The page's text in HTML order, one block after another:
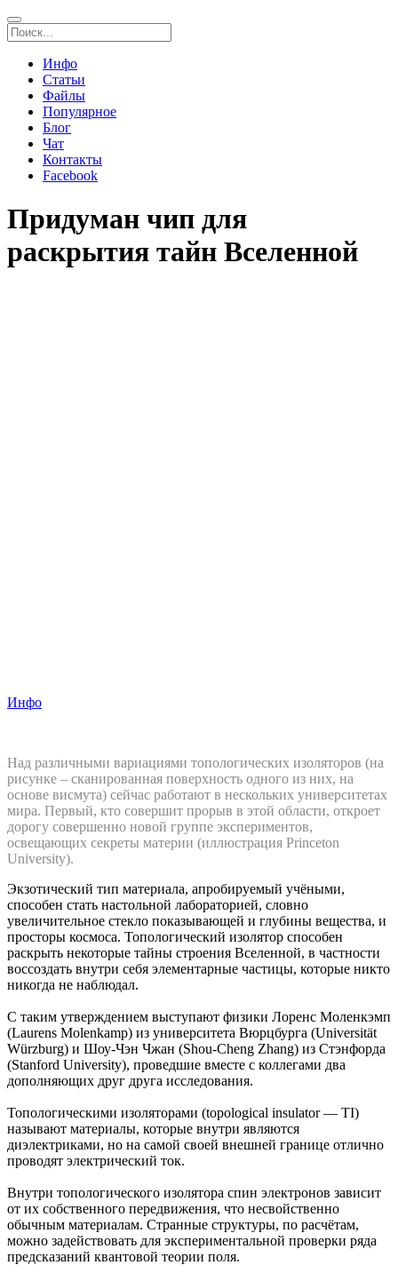
Инфо
Статьи
Файлы
Популярное
Блог
Чат
Контакты
Facebook
Придуман чип для
раскрытия тайн Вселенной
Инфо
Над различными вариациями топологических изоляторов (на
рисунке – сканированная поверхность одного из них, на
основе висмута) сейчас работают в нескольких университетах
мира. Первый, кто совершит прорыв в этой области, откроет
дорогу совершенно новой группе экспериментов,
освещающих секреты материи (иллюстрация Princeton
University).
Экзотический тип материала, апробируемый учёными,
способен стать настольной лабораторией, словно
увеличительное стекло показывающей и глубины вещества, и
просторы космоса. Топологический изолятор способен
раскрыть некоторые тайны строения Вселенной, в частности
воссоздать внутри себя элементарные частицы, которые никто
никогда не наблюдал.
С таким утверждением выступают физики Лоренс Моленкэмп
(Laurens Molenkamp) из университета Вюрцбурга (Universität
Würzburg) и Шоу-Чэн Чжан (Shou-Cheng Zhang) из Стэнфорда
(Stanford University), проведшие вместе с коллегами два
дополняющих друг друга исследования.
Топологическими изоляторами (topological insulator — TI)
называют материалы, которые внутри являются
диэлектриками, но на самой своей внешней границе отлично
проводят электрический ток.
Внутри топологического изолятора спин электронов зависит
от их собственного передвижения, что несвойственно
обычным материалам. Странные структуры, по расчётам,
можно задействовать для экспериментальной проверки ряда
предсказаний квантовой теории поля.